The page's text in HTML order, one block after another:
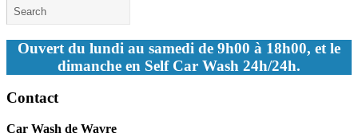
Ouvert du lundi au samedi de 9h00 à 18h00, et le
dimanche en Self Car Wash 24h/24h.
Contact
Car Wash de Wavre